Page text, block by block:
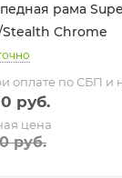
рама
Chrome
оплате по СБП и
руб.
цена
руб.